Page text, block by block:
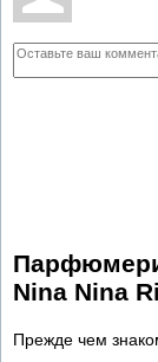
Nina Nina
Прежде чем